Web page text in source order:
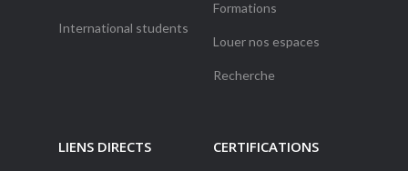
International students
Formations
Louer nos espaces
Recherche
LIENS DIRECTS CERTIFICATIONS